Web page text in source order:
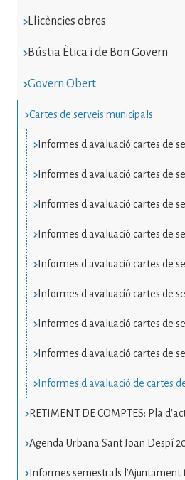
Llicències obres
Bústia Ètica i de Bon Govern
Govern Obert
Cartes de serveis municipals
Informes d'avaluació cartes de
Informes d'avaluació cartes de
Informes d'avaluació cartes de
Informes d'avaluació cartes de
Informes d'avaluació cartes de
Informes d'avaluació cartes de
Informes d'avaluació cartes de
Informes d'avaluació cartes de
Informes d'avaluació de cartes
RETIMENT DE COMPTES: Pla
Agenda Urbana Sant Joan Despí
Informes semestrals l’Ajuntament